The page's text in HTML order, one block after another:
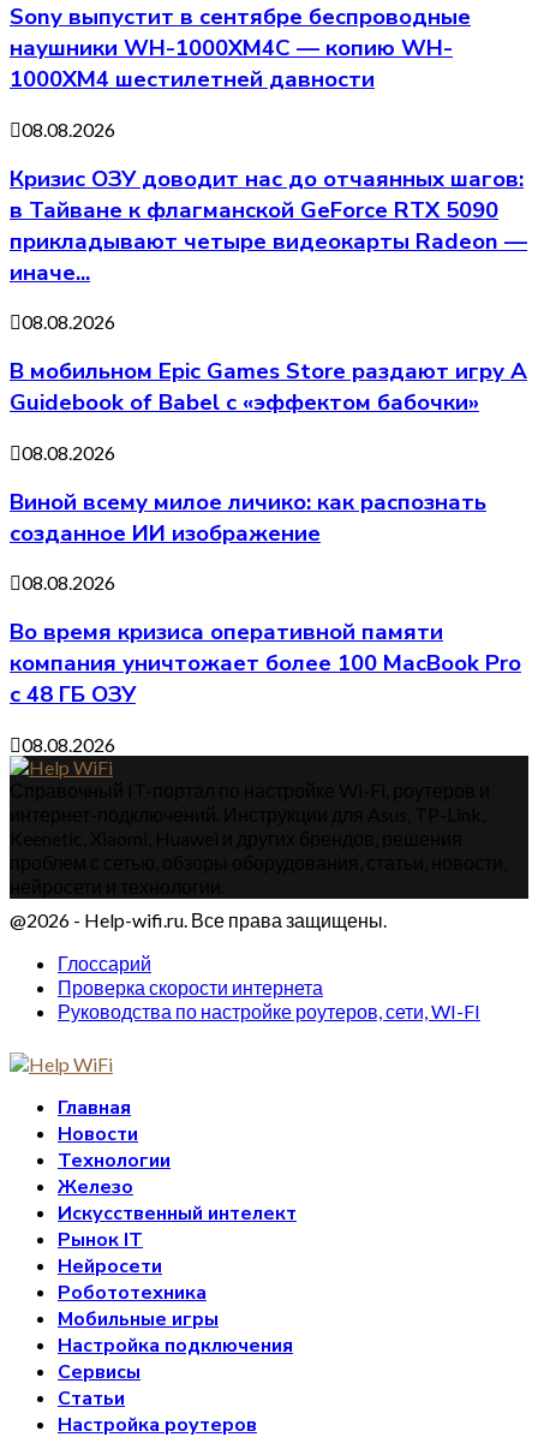
Sony выпустит в сентябре беспроводные
наушники WH-1000XM4C — копию WH-
1000XM4 шестилетней давности
08.08.2026
Кризис ОЗУ доводит нас до отчаянных шагов:
в Тайване к флагманской GeForce RTX 5090
прикладывают четыре видеокарты Radeon —
иначе...
08.08.2026
В мобильном Epic Games Store раздают игру A
Guidebook of Babel с «эффектом бабочки»
08.08.2026
Виной всему милое личико: как распознать
созданное ИИ изображение
08.08.2026
Во время кризиса оперативной памяти
компания уничтожает более 100 MacBook Pro
с 48 ГБ ОЗУ
08.08.2026
@2026 - Help-wifi.ru. Все права защищены.
Глоссарий
Проверка скорости интернета
Руководства по настройке роутеров, сети, WI-FI
Главная
Новости
Технологии
Железо
Искусственный интелект
Рынок IT
Нейросети
Робототехника
Мобильные игры
Настройка подключения
Сервисы
Статьи
Настройка роутеров